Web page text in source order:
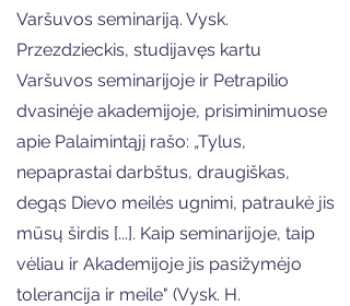
Varšuvos seminariją. Vysk.
Przezdzieckis, studijavęs kartu
Varšuvos seminarijoje ir Petrapilio
dvasinėje akademijoje, prisiminimuose
apie Palaimintąjį rašo: „Tylus,
nepaprastai darbštus, draugiškas,
degąs Dievo meilės ugnimi, patraukė jis
mūsų širdis [...]. Kaip seminarijoje, taip
vėliau ir Akademijoje jis pasižymėjo
tolerancija ir meile" (Vysk. H.